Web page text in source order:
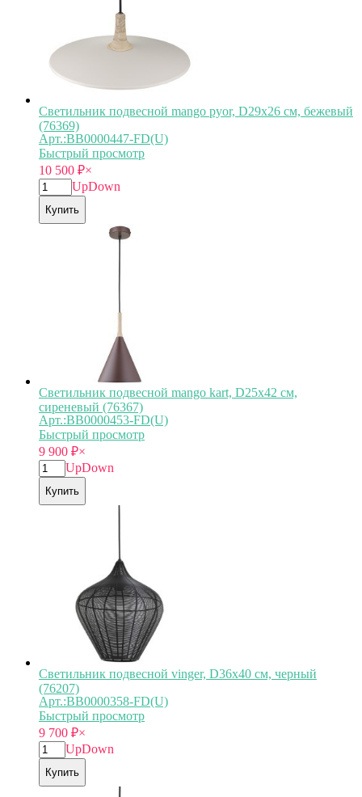
Светильник подвесной mango pyor, D29х26 см, бежевый
(76369)
Арт.:BB0000447-FD(U)
Быстрый просмотр
10 500 ₽×
UpDown
Купить
Светильник подвесной mango kart, D25х42 см,
сиреневый (76367)
Арт.:BB0000453-FD(U)
Быстрый просмотр
9 900 ₽×
UpDown
Купить
Светильник подвесной vinger, D36х40 см, черный
(76207)
Арт.:BB0000358-FD(U)
Быстрый просмотр
9 700 ₽×
UpDown
Купить